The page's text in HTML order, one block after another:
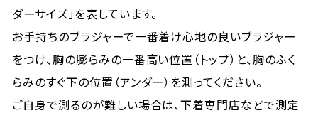
ダーサイズ」を表しています。
お手持ちのブラジャーで一番着け心地の良いブラジャー
をつけ、胸の膨らみの一番高い位置（トップ）と、胸のふく
らみのすぐ下の位置（アンダー）を測ってください。
ご自身で測るのが難しい場合は、下着専門店などで測定